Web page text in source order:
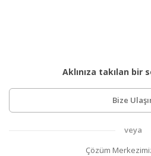
Aklınıza takılan bir
Bize
veya
Çözüm